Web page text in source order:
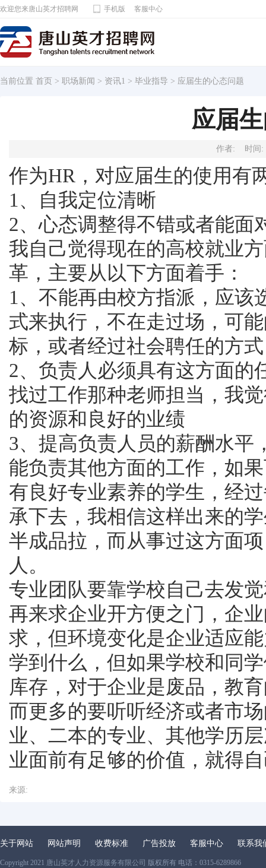
欢迎您来唐山英才招聘网 手机版 客服中心
当前位置 首页 > 职场新闻 > 资讯1 > 毕业指导 > 应届生的心态问题
应届
作者: 时间:
作为HR，对应届生的使用有
1、自我定位清晰
2、心态调整得不错或者能面
我自己觉得现在的高校就业
革，主要从以下方面着手：
1、不能再由校方指派，应该
式来执行，不在走过场，可
标，或者经过社会聘任的方
2、负责人必须具有这方面的
找过工作那种老师担当，我
的资源和良好的业绩
3、提高负责人员的薪酬水平
能负责其他方面的工作，如
有良好专业素养的学生，经
承下去，我相信这样出来的
半成品拉，而从事过这方面
人。
专业团队要靠学校自己去发
再来求企业开方便之门，企
求，但环境变化是企业适应
学到什么，但如果学校和同
库存，对于企业是废品，教
而更多的要听听经济或者市
业、二本的专业、其他学历
业面前有足够的价值，就得
来源:
关于网站 网站声明 收费标准 广告投放 客服中心 联系我
Copyright 2021 唐山英才人力资源服务有限公司 版权所有 电话：0315-6289866